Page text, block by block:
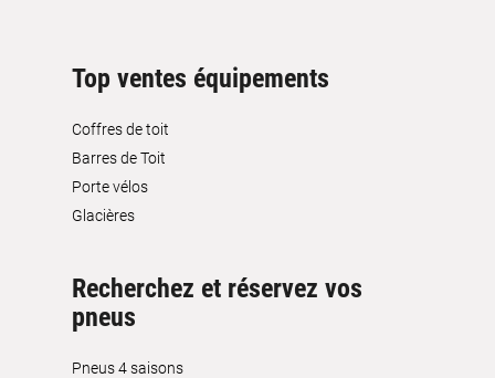
Top ventes équipements
Coffres de toit
Barres de Toit
Porte vélos
Glacières
Recherchez et réservez vos
pneus
Pneus 4 saisons